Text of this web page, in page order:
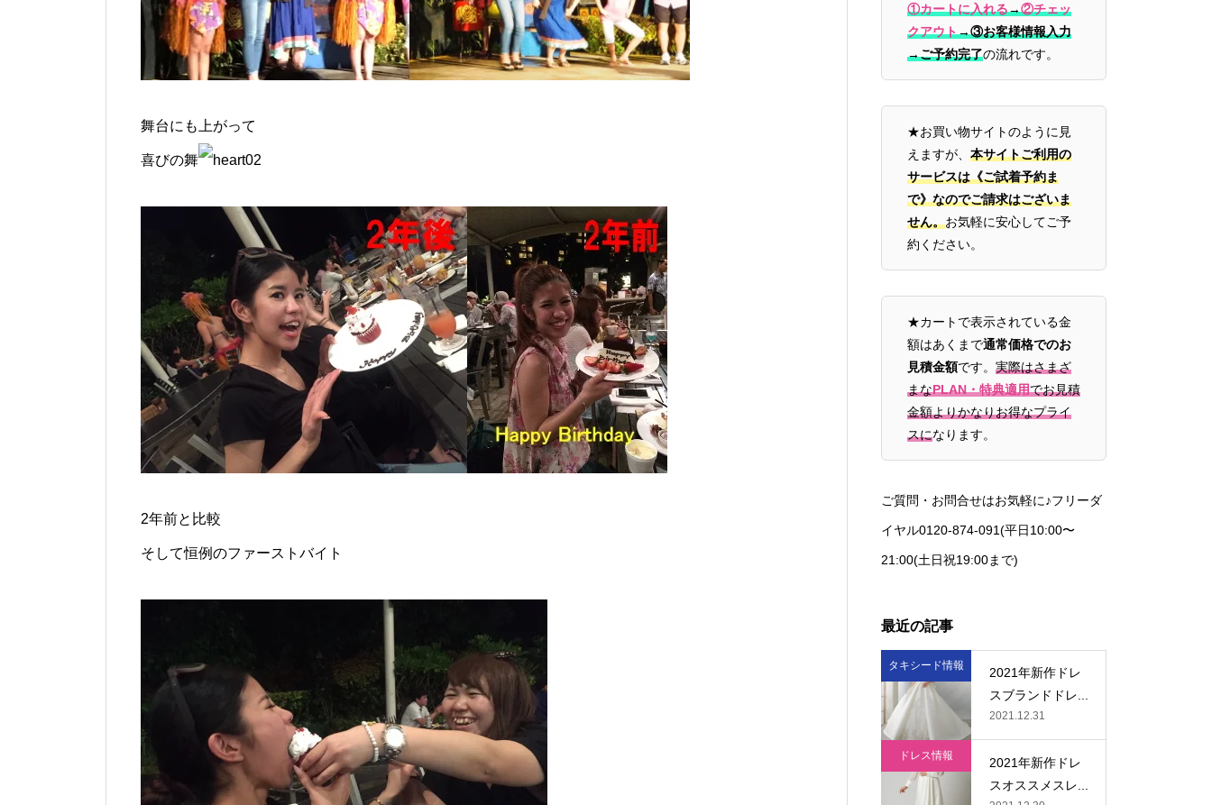
舞台にも上がって
喜びの舞
2年前と比較
そして恒例のファーストバイト
①カートに入れる→②チェッ
クアウト→③お客様情報入力
→ご予約完了の流れです。
★お買い物サイトのように見
えますが、 本サイトご利用の
サービスは《ご試着予約ま
で》なのでご請求はございま
せん。お気軽に安心してご予
約ください。
★カートで表示されている金
額はあくまで通常価格でのお
見積金額です。 実際はさまざ
まなPLAN・特典適用でお見積
金額よりかなりお得なプライ
スになります。
ご質問・お問合せはお気軽に♪フリーダ
イヤル0120-874-091(平日10:00〜
21:00(土日祝19:00まで)
最近の記事
2021年新作ドレ
スブランドドレ...
2021.12.31
タキシード情報
2021年新作ドレ
スオススメスレ...
ドレス情報